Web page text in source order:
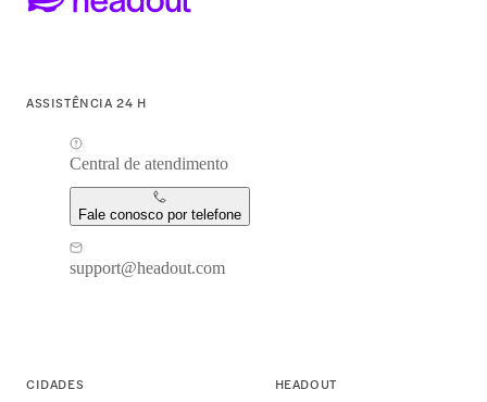
ASSISTÊNCIA 24 H
Central de atendimento
Fale conosco por telefone
support@headout.com
CIDADES HEADOUT